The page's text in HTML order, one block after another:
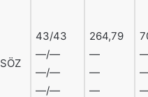
SÖZ
43/43
—/—
—/—
—/—
264,79
—
—
—